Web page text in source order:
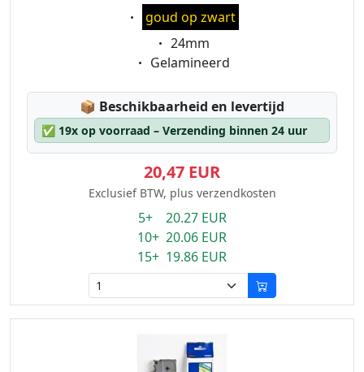
Eigenschaft:
goud op zwart
Eigenschaft:
24mm
Eigenschaft:
Gelamineerd
📦 Lagerstatus:
Beschikbaarheid en levertijd
✅ 19x op voorraad – Verzending binnen 24 uur
20,47 EUR
Exclusief BTW, plus verzendkosten
5+ 20.27 EUR
10+ 20.06 EUR
15+ 19.86 EUR